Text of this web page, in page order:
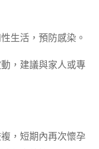
生活，預防感染。
，建議與家人或專
，短期內再次懷孕